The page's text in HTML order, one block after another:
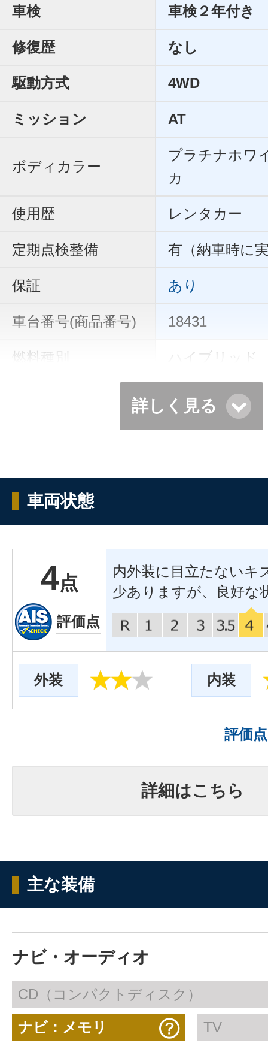
車検 車検２年付き
修復歴 なし
駆動方式 4WD
ミッション AT
ボディカラー
プラチナホワ
カ
使用歴 レンタカー
定期点検整備 有（納車時に
保証 あり
車台番号(商品番号) 18431
燃料種別 ハイブリッド
詳しく見る
車両状態
4点
評価点
内外装に目立たないキ
少ありますが、良好な
外装 内装
評価
詳細はこちら
主な装備
ナビ・オーディオ
CD（コンパクトディスク）
ナビ：メモリ TV